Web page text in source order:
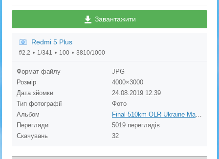
Завантажити
Redmi 5 Plus
f/2.2 1/341 100 3810/1000
Формат файлу
JPG
Розмір
4000×3000
Дата зйомки
24.08.2019 12:39
Тип фотографії
Фото
Альбом
Final 510km OLR Ukraine Master 2019
Перегляди
5019 переглядів
Скачувань
32